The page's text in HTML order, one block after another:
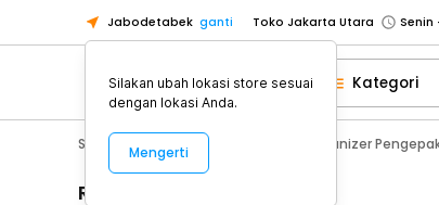
Jabodetabek ganti Toko Jakarta Utara
Toko Tangerang
Toko Cikupa
Pick n Go Jakarta Barat
Pick n Go Bekasi
Senin -
Senin -
Kategori
Sport & Outdoor Organizer
Rincian Produk
Silakan ubah lokasi store sesuai
dengan lokasi Anda.
Mengerti